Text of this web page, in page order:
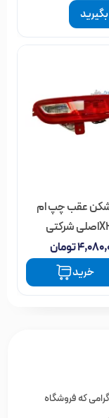
شکن عقب چپ ام
تومان
خرید
که فروشگاه